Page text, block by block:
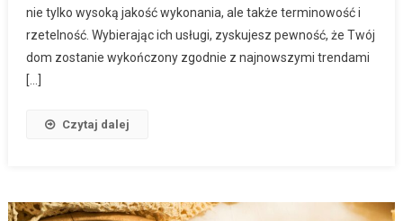
nie tylko wysoką jakość wykonania, ale także terminowość i
rzetelność. Wybierając ich usługi, zyskujesz pewność, że Twój
dom zostanie wykończony zgodnie z najnowszymi trendami
[…]
Czytaj dalej